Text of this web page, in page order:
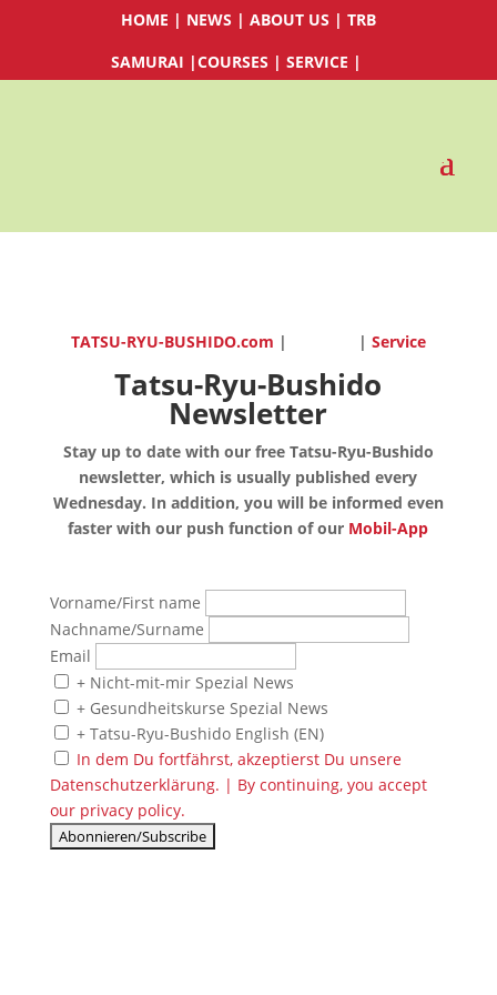
HOME | NEWS | ABOUT US | TRB
SAMURAI |COURSES | SERVICE |
TATSU-RYU-BUSHIDO.com | | Service
Tatsu-Ryu-Bushido
Newsletter
Stay up to date with our free Tatsu-Ryu-Bushido
newsletter, which is usually published every
Wednesday. In addition, you will be informed even
faster with our push function of our Mobil-App
Vorname/First name
Nachname/Surname
Email
+ Nicht-mit-mir Spezial News
+ Gesundheitskurse Spezial News
+ Tatsu-Ryu-Bushido English (EN)
In dem Du fortfährst, akzeptierst Du unsere
Datenschutzerklärung. | By continuing, you accept
our privacy policy.